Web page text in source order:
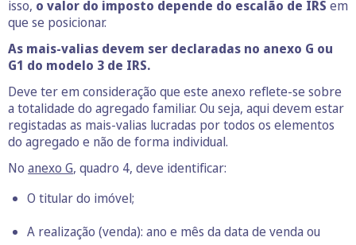
isso, o valor do imposto depende do escalão de IRS em
que se posicionar.
As mais-valias devem ser declaradas no anexo G ou
G1 do modelo 3 de IRS.
Deve ter em consideração que este anexo reflete-se sobre
a totalidade do agregado familiar. Ou seja, aqui devem estar
registadas as mais-valias lucradas por todos os elementos
do agregado e não de forma individual.
No anexo G, quadro 4, deve identificar:
O titular do imóvel;
A realização (venda): ano e mês da data de venda ou